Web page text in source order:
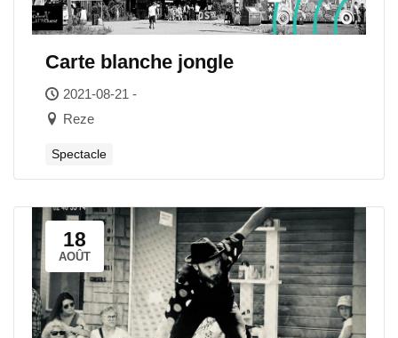
Carte blanche jongle
2021-08-21 -
Reze
Spectacle
18
AOÛT